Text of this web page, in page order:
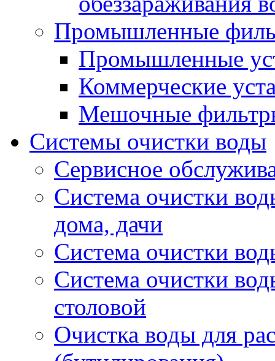
Промышленные
Промышленные
Коммерческие
Мешочные
Системы очистки воды
Сервисное
Система очистки
дома, дачи
Система очистки
Система очистки
столовой
Очистка воды для